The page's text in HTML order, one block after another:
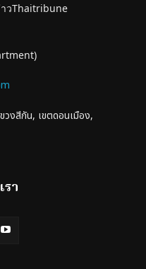
วThaitribune
งสีกัน, เขตดอนเมือง,
า